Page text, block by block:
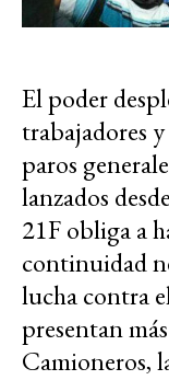
El poder
trabajadores
paros
lanzados
21F obliga a
continuidad
lucha contra
presentan
Camioneros,